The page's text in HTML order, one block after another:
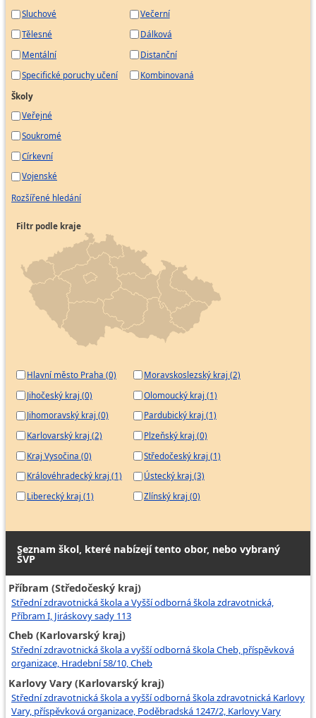
Sluchové
Tělesné
Mentální
Specifické poruchy učení
Večerní
Dálková
Distanční
Kombinovaná
Školy
Veřejné
Soukromé
Církevní
Vojenské
Rozšířené hledání
Filtr podle kraje
Hlavní město Praha (0)
Jihočeský kraj (0)
Jihomoravský kraj (0)
Karlovarský kraj (2)
Kraj Vysočina (0)
Královéhradecký kraj (1)
Liberecký kraj (1)
Moravskoslezský kraj (2)
Olomoucký kraj (1)
Pardubický kraj (1)
Plzeňský kraj (0)
Středočeský kraj (1)
Ústecký kraj (3)
Zlínský kraj (0)
Seznam škol, které nabízejí tento obor, nebo vybraný
ŠVP
Příbram (Středočeský kraj)
Střední zdravotnická škola a Vyšší odborná škola zdravotnická,
Příbram I, Jiráskovy sady 113
Cheb (Karlovarský kraj)
Střední zdravotnická škola a vyšší odborná škola Cheb, příspěvková
organizace, Hradební 58/10, Cheb
Karlovy Vary (Karlovarský kraj)
Střední zdravotnická škola a vyšší odborná škola zdravotnická Karlovy
Vary, příspěvková organizace, Poděbradská 1247/2, Karlovy Vary